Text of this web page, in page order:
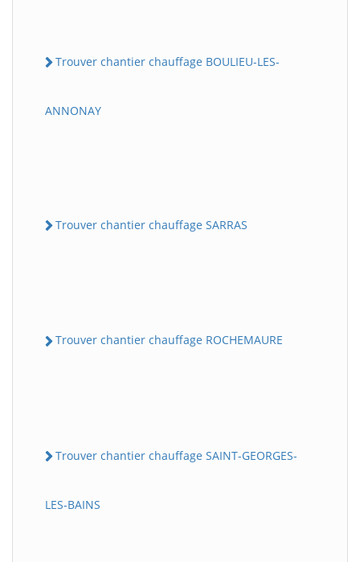
Trouver chantier chauffage BOULIEU-LES-
ANNONAY
Trouver chantier chauffage SARRAS
Trouver chantier chauffage ROCHEMAURE
Trouver chantier chauffage SAINT-GEORGES-
LES-BAINS